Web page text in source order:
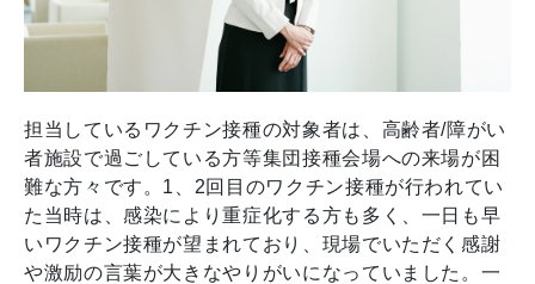
担当しているワクチン接種の対象者は、高齢者/障がい
者施設で過ごしている方等集団接種会場への来場が困
難な方々です。1、2回目のワクチン接種が行われてい
た当時は、感染により重症化する方も多く、一日も早
いワクチン接種が望まれており、現場でいただく感謝
や激励の言葉が大きなやりがいになっていました。一